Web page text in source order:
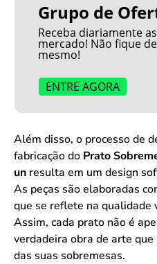
Grupo de
Receba diariamente
mercado! Não fique
mesmo!
ENTRE AGORA
Além disso, o processo de
fabricação do Prato
un resulta em um design
As peças são elaboradas
que se reflete na
Assim, cada prato não é
verdadeira obra de arte
das suas sobremesas.